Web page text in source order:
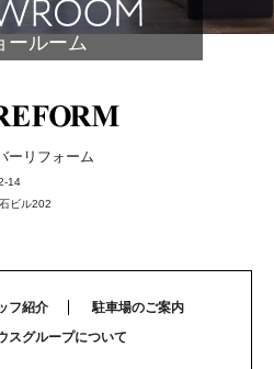
ールーム
ーリフォーム
14
ビル202
フ紹介
駐車場のご案内
スグループについて